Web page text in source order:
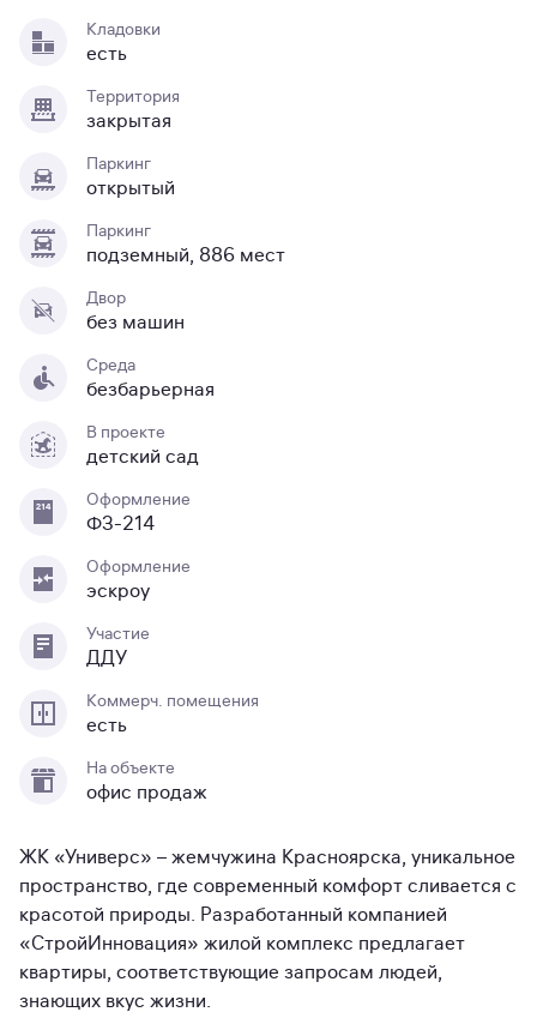
Кладовки
есть
Территория
закрытая
Паркинг
открытый
Паркинг
подземный, 886 мест
Двор
без машин
Среда
безбарьерная
В проекте
детский сад
Оформление
ФЗ-214
Оформление
эскроу
Участие
ДДУ
Коммерч. помещения
есть
На объекте
офис продаж
ЖК «Универс» – жемчужина Красноярска, уникальное
пространство, где современный комфорт сливается с
красотой природы. Разработанный компанией
«СтройИнновация» жилой комплекс предлагает
квартиры, соответствующие запросам людей,
знающих вкус жизни.